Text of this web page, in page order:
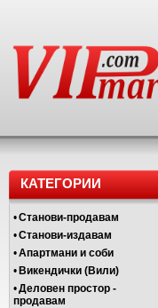
КАТЕГОРИИ
•Станови-продавам
•Станови-издавам
•Апартмани и соби
• Викендички (Вили)
•Деловен простор -
продавам